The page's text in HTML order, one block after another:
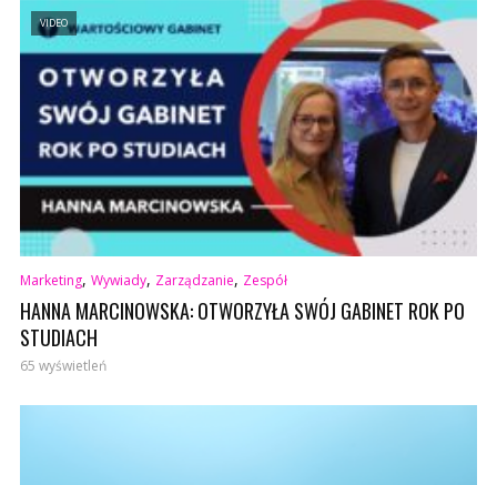
VIDEO
Marketing, Wywiady, Zarządzanie, Zespół
HANNA MARCINOWSKA: OTWORZYŁA SWÓJ GABINET ROK PO
STUDIACH
65 wyświetleń